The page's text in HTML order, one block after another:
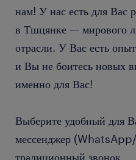
нам! У нас есть для Вас
в Тшцянке — мирового
отрасли. У Вас есть
и Вы не боитесь новых
именно для Вас!
Выберите удобный для
мессенджер
традиционный звонок. ...